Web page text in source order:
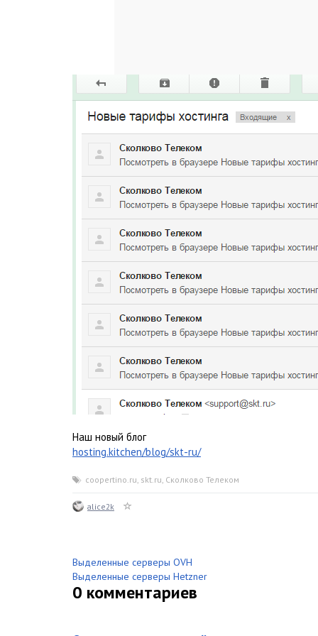
Наш новый блог
hosting.kitchen/blog/skt-ru/
coopertino.ru, skt.ru, Сколково Телеком
alice2k
Выделенные серверы OVH
Выделенные серверы Hetzner
0 комментариев